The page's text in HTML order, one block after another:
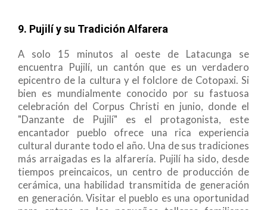
9. Pujilí y su Tradición Alfarera
A solo 15 minutos al oeste de Latacunga se
encuentra Pujilí, un cantón que es un verdadero
epicentro de la cultura y el folclore de Cotopaxi. Si
bien es mundialmente conocido por su fastuosa
celebración del Corpus Christi en junio, donde el
"Danzante de Pujilí" es el protagonista, este
encantador pueblo ofrece una rica experiencia
cultural durante todo el año. Una de sus tradiciones
más arraigadas es la alfarería. Pujilí ha sido, desde
tiempos preincaicos, un centro de producción de
cerámica, una habilidad transmitida de generación
en generación. Visitar el pueblo es una oportunidad